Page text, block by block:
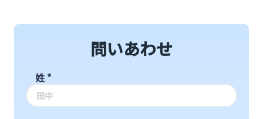
問いあわせ
姓 *